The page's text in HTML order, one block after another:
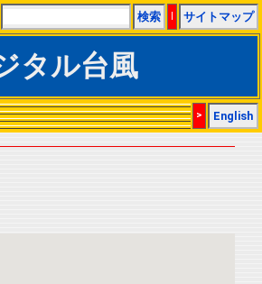
検索 | サイトマップ
タル台風
> English